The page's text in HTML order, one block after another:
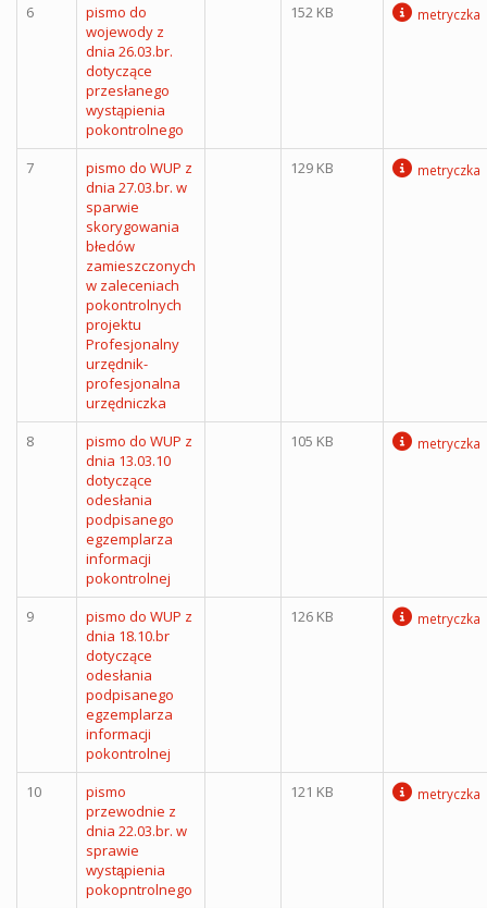
6
pismo do
wojewody z
dnia 26.03.br.
dotyczące
przesłanego
wystąpienia
pokontrolnego
152 KB metryczka
7
pismo do WUP z
dnia 27.03.br. w
sparwie
skorygowania
błedów
zamieszczonych
w zaleceniach
pokontrolnych
projektu
Profesjonalny
urzędnik-
profesjonalna
urzędniczka
129 KB metryczka
8
pismo do WUP z
dnia 13.03.10
dotyczące
odesłania
podpisanego
egzemplarza
informacji
pokontrolnej
105 KB metryczka
9
pismo do WUP z
dnia 18.10.br
dotyczące
odesłania
podpisanego
egzemplarza
informacji
pokontrolnej
126 KB metryczka
10
pismo
przewodnie z
dnia 22.03.br. w
sprawie
wystąpienia
pokopntrolnego
121 KB metryczka